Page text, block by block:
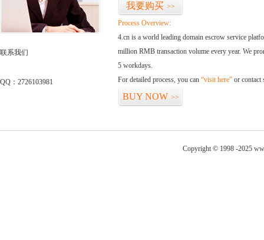
联系我们
QQ：2726103981
我要购买 >>
Process Overview:
4.cn is a world leading domain escrow service
million RMB transaction volume every year. We
5 workdays.
For detailed process, you can “visit here” or contact
BUY NOW >>
Copyright © 1998 -2025